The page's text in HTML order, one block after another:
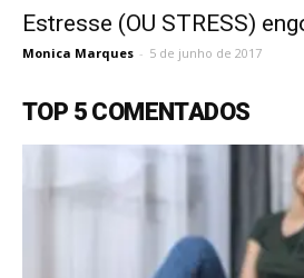
Estresse (OU STRESS)
Monica Marques - 5 de junho de 2017
TOP 5 COMENTADOS